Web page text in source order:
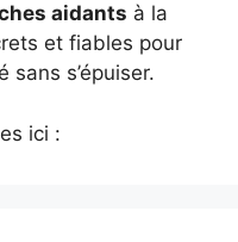
aidants à la
et fiables pour
sans s’épuiser.
ici :